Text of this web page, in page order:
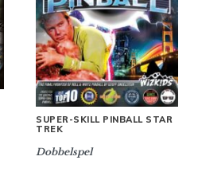
SUPER-SKILL PINBALL STAR
TREK
Dobbelspel